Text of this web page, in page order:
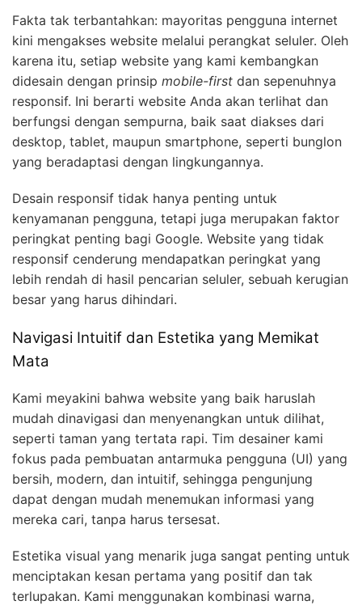
Fakta tak terbantahkan: mayoritas pengguna internet
kini mengakses website melalui perangkat seluler. Oleh
karena itu, setiap website yang kami kembangkan
didesain dengan prinsip mobile-first dan sepenuhnya
responsif. Ini berarti website Anda akan terlihat dan
berfungsi dengan sempurna, baik saat diakses dari
desktop, tablet, maupun smartphone, seperti bunglon
yang beradaptasi dengan lingkungannya.
Desain responsif tidak hanya penting untuk
kenyamanan pengguna, tetapi juga merupakan faktor
peringkat penting bagi Google. Website yang tidak
responsif cenderung mendapatkan peringkat yang
lebih rendah di hasil pencarian seluler, sebuah kerugian
besar yang harus dihindari.
Navigasi Intuitif dan Estetika yang Memikat
Mata
Kami meyakini bahwa website yang baik haruslah
mudah dinavigasi dan menyenangkan untuk dilihat,
seperti taman yang tertata rapi. Tim desainer kami
fokus pada pembuatan antarmuka pengguna (UI) yang
bersih, modern, dan intuitif, sehingga pengunjung
dapat dengan mudah menemukan informasi yang
mereka cari, tanpa harus tersesat.
Estetika visual yang menarik juga sangat penting untuk
menciptakan kesan pertama yang positif dan tak
terlupakan. Kami menggunakan kombinasi warna,